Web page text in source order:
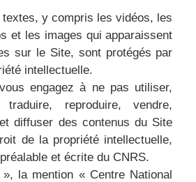
y compris les vidéos, les
et les images qui apparaissent
sur le Site, sont protégés par
intellectuelle.
engagez à ne pas utiliser,
reproduire, vendre,
diffuser des contenus du Site
de la propriété intellectuelle,
et écrite du CNRS.
la mention « Centre National